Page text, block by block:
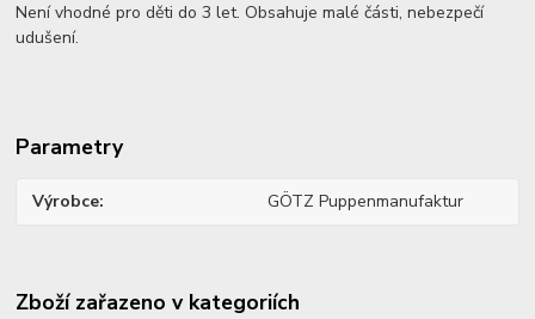
Není vhodné pro děti do 3 let. Obsahuje malé části, nebezpečí
udušení.
Parametry
Výrobce GÖTZ Puppenmanufaktur
Zboží zařazeno v kategoriích